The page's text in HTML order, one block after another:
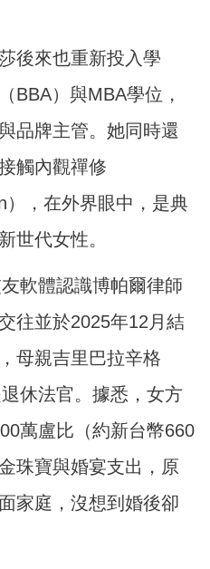
後來也重新投入學
BBA）與MBA學位，
品牌主管。她同時還
觸內觀禪修
），在外界眼中，是典
世代女性。
軟體認識博帕爾律師
往並於2025年12月結
母親吉里巴拉辛格
退休法官。據悉，女方
萬盧比（約新台幣660
珠寶與婚宴支出，原
家庭，沒想到婚後卻